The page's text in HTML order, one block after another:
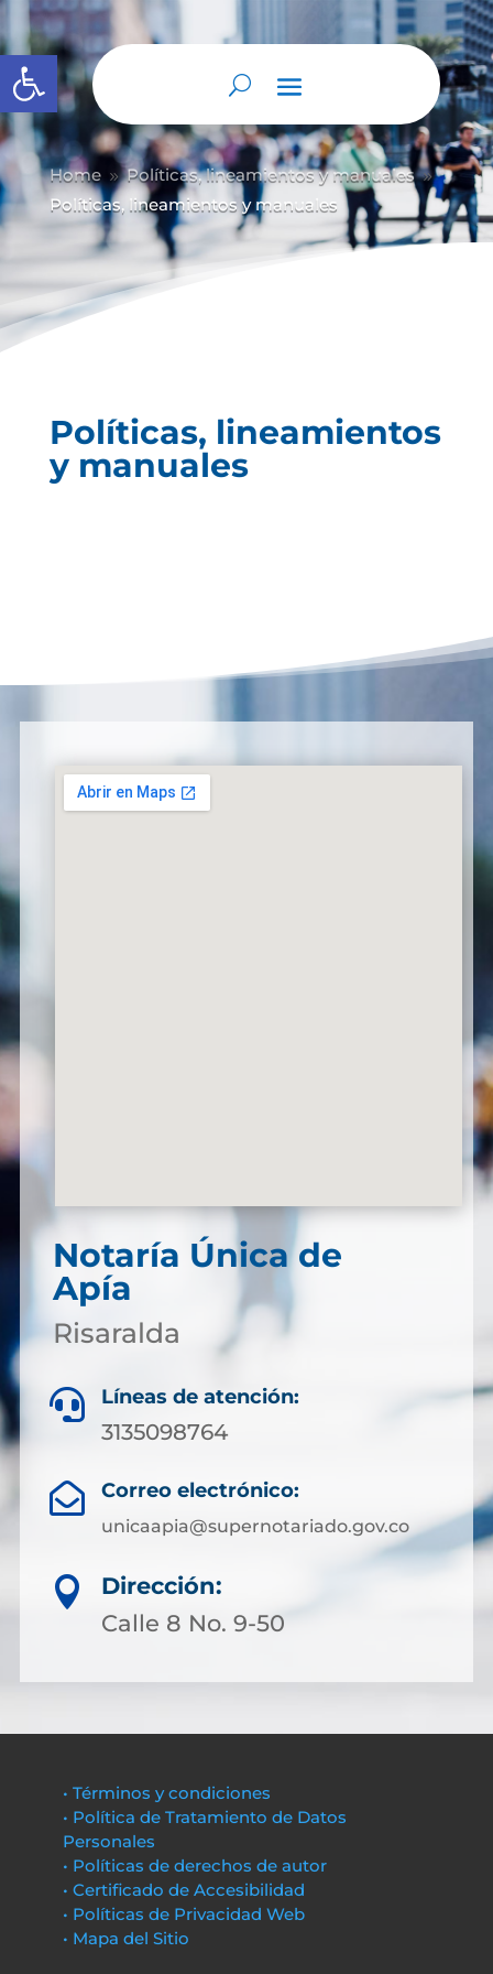
Abrir barra de herramientas
Home 9 Políticas, lineamientos y manuales 9
Políticas, lineamientos y manuales
Políticas, lineamientos
y manuales
Notaría Única de
Apía
Risaralda
 Líneas de atención:
3135098764
 Correo electrónico:
unicaapia@supernotariado.gov.co

Dirección:
Calle 8 No. 9-50
• Términos y condiciones
• Política de Tratamiento de Datos
Personales
• Políticas de derechos de autor
• Certificado de Accesibilidad
• Políticas de Privacidad Web
• Mapa del Sitio